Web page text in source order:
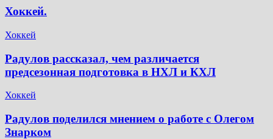
Хоккей.
Хоккей
Радулов рассказал, чем различается
предсезонная подготовка в НХЛ и КХЛ
Хоккей
Радулов поделился мнением о работе с Олегом
Знарком